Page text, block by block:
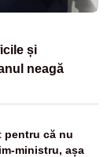
și
neagă
pentru că nu
ministru, așa